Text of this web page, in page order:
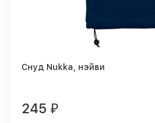
Снуд Nukka, нэйви
245 ₽